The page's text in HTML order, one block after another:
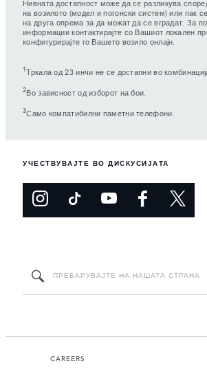
Нивната достапност може да се разликува
на возилото (модел и погонски систем) или пак
на друга опрема за да можат да се вградат. За
информации контактирајте со Вашиот локален
конфигурирајте го Вашето возило онлајн.
1 Тркала од 23 инчи не се достапни во
2 Во зависност од изборот на бои.
3Само компатибилни паметни телефони.
УЧЕСТВУВАЈТЕ ВО ДИСКУСИЈАТА
CAREERS